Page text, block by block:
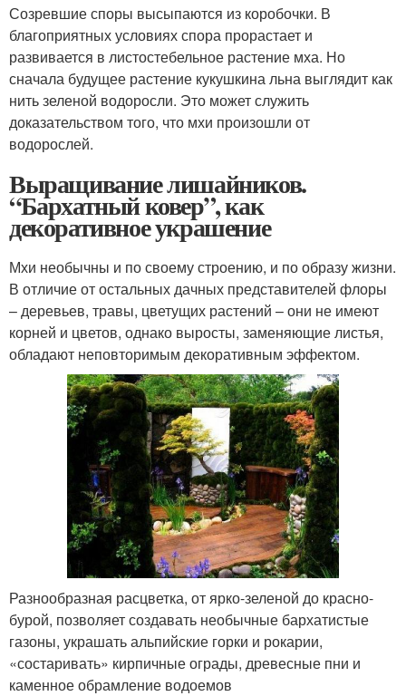
Созревшие споры высыпаются из коробочки. В
благоприятных условиях спора прорастает и
развивается в листостебельное растение мха. Но
сначала будущее растение кукушкина льна выглядит как
нить зеленой водоросли. Это может служить
доказательством того, что мхи произошли от
водорослей.
Выращивание лишайников.
“Бархатный ковер”, как
декоративное украшение
Мхи необычны и по своему строению, и по образу жизни.
В отличие от остальных дачных представителей флоры
– деревьев, травы, цветущих растений – они не имеют
корней и цветов, однако выросты, заменяющие листья,
обладают неповторимым декоративным эффектом.
Разнообразная расцветка, от ярко-зеленой до красно-
бурой, позволяет создавать необычные бархатистые
газоны, украшать альпийские горки и рокарии,
«состаривать» кирпичные ограды, древесные пни и
каменное обрамление водоемов